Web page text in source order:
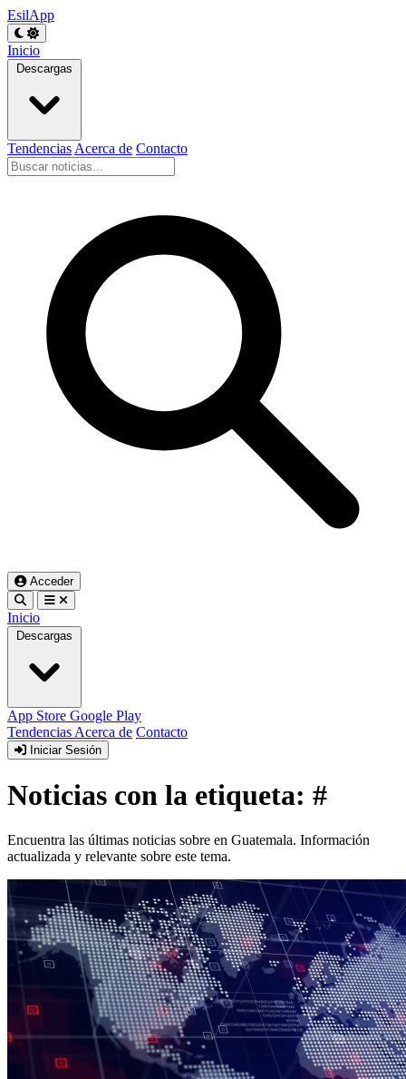
EsilApp
Inicio
Descargas
Tendencias Acerca de Contacto
Acceder
Inicio
Descargas
App Store Google Play
Tendencias Acerca de Contacto
Iniciar Sesión
Noticias con la etiqueta: #
Encuentra las últimas noticias sobre en Guatemala. Información
actualizada y relevante sobre este tema.